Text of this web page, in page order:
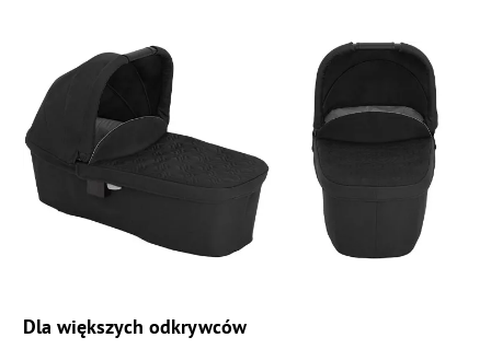
Dla większych odkrywców